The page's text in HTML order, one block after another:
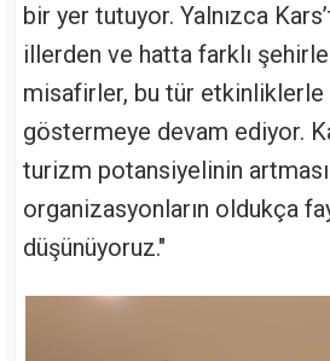
bir yer tutuyor. Yalnızca
illerden ve hatta farklı
misafirler, bu tür etkinliklerle
göstermeye devam ediyor.
turizm potansiyelinin
organizasyonların oldukça
düşünüyoruz."